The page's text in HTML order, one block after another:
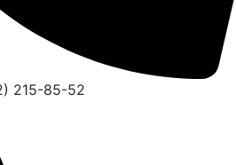
215-85-52